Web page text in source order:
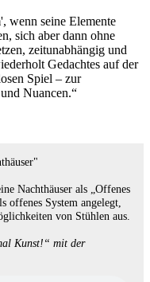
wenn seine Elemente
sich aber dann ohne
zeitunabhängig und
Gedachtes auf der
Spiel – zur
Nuancen.“
Nachthäuser als „Offenes
offenes System angelegt,
von Stühlen aus.
Kunst!“ mit der